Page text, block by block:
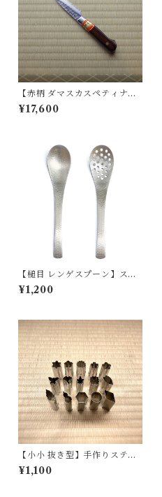
【赤柄 ダマスカスペティナイ
フ】パーリングナイフ
¥17,600
【槌目 レンゲスプーン】ステ
ンレス
¥1,200
【小小 抜き型】手作りステン
レス製
¥1,100